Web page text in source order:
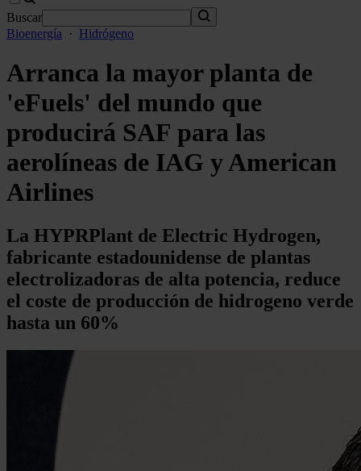
Buscar
Bioenergía
· Hidrógeno
Arranca la mayor planta de
'eFuels' del mundo que
producirá SAF para las
aerolíneas de IAG y American
Airlines
La HYPRPlant de Electric Hydrogen,
fabricante estadounidense de plantas
electrolizadoras de alta potencia, reduce
el coste de producción de hidrogeno verde
hasta un 60%